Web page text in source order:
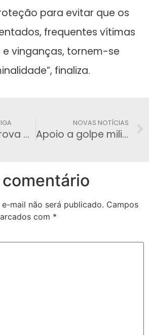
para evitar que os
frequentes vítimas
e vinganças, tornem-se
finaliza.
Câmara aprova projeto aumentando a pena para crimes cometidos contra policiais
NOVAS NOTÍCIAS
Apoio a golpe militar cresce no Brasil desde 2012, mostra pesquisa
mail não será publicado. Campos
com *